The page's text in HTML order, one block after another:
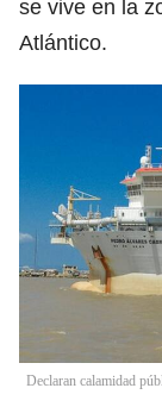
se vive en la
Atlántico.
Declaran calamidad